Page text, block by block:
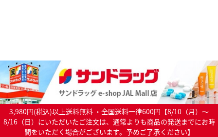
3,980円(税込)以上送料無料 ・全国送料一律600円【8/10（月）～
8/16（日）にいただいたご注文は、通常よりも商品の発送までにお時
間をいただく場合がございます。予めご了承ください】